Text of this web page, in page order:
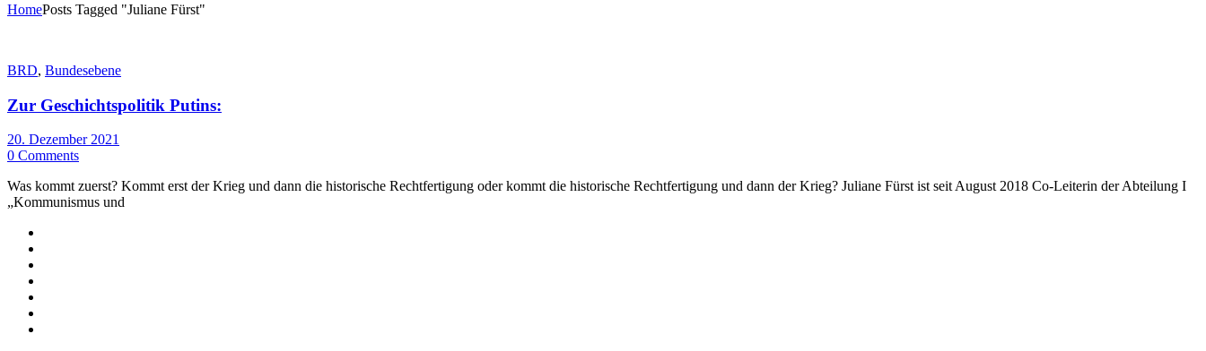
HomePosts Tagged "Juliane Fürst"
BRD, Bundesebene
Zur Geschichtspolitik Putins:
20. Dezember 2021
0 Comments
Was kommt zuerst? Kommt erst der Krieg und dann die historische Rechtfertigung oder kommt die historische Rechtfertigung und dann der Krieg? Juliane Fürst ist seit August 2018 Co-Leiterin der Abteilung I
„Kommunismus und